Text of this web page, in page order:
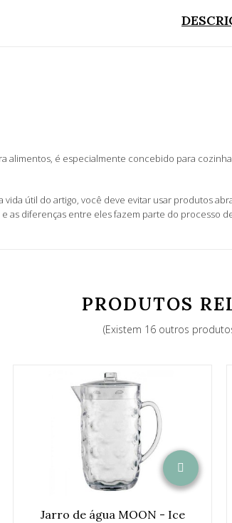
alimentos, é especialmente concebido para
a vida útil do artigo, você deve evitar usar produtos
as diferenças entre eles fazem parte do processo
PRODUTOS
(Existem 16 outros
Jarro de água MOON - Ice